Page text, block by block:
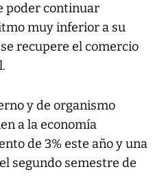
poder continuar
muy inferior a su
recupere el comercio
y de organismo
a la economía
de 3% este año y una
segundo semestre de